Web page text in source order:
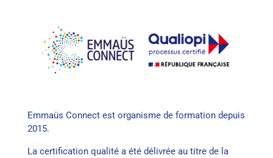
Emmaüs Connect est organisme de formation depuis
2015.
La certification qualité a été délivrée au titre de la